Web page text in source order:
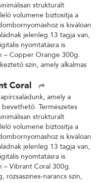
strukturált
volumene biztosítja a
is kiválóan
jelenleg 13 tagja van,
nyomtatásra is
– Copper Orange 300g.
szín, amely alkalmas
Coral
amely a
Természetes
strukturált
volumene biztosítja a
is kiválóan
jelenleg 13 tagja van,
nyomtatásra is
– Vibrant Coral 300g.
rózsaszínes-narancs szín,